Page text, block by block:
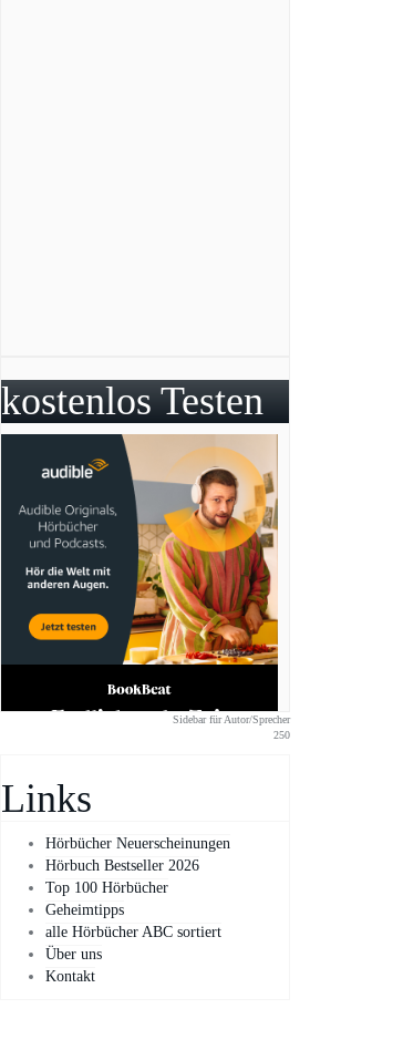
kostenlos Testen
Sidebar für Autor/Sprecher
250
Links
Hörbücher Neuerscheinungen
Hörbuch Bestseller 2026
Top 100 Hörbücher
Geheimtipps
alle Hörbücher ABC sortiert
Über uns
Kontakt